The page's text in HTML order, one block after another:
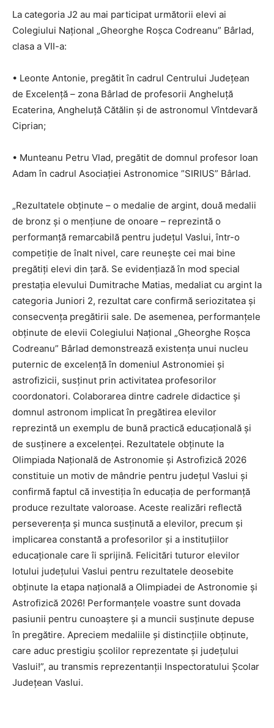
La categoria J2 au mai participat următorii elevi ai
Colegiului Național „Gheorghe Roșca Codreanu” Bârlad,
clasa a VII-a:
• Leonte Antonie, pregătit în cadrul Centrului Județean
de Excelență – zona Bârlad de profesorii Angheluță
Ecaterina, Angheluță Cătălin și de astronomul Vîntdevară
Ciprian;
• Munteanu Petru Vlad, pregătit de domnul profesor Ioan
Adam în cadrul Asociației Astronomice ”SIRIUS” Bârlad.
„Rezultatele obținute – o medalie de argint, două medalii
de bronz și o mențiune de onoare – reprezintă o
performanță remarcabilă pentru județul Vaslui, într-o
competiție de înalt nivel, care reunește cei mai bine
pregătiți elevi din țară. Se evidențiază în mod special
prestația elevului Dumitrache Matias, medaliat cu argint la
categoria Juniori 2, rezultat care confirmă seriozitatea și
consecvența pregătirii sale. De asemenea, performanțele
obținute de elevii Colegiului Național „Gheorghe Roșca
Codreanu” Bârlad demonstrează existența unui nucleu
puternic de excelență în domeniul Astronomiei și
astrofizicii, susținut prin activitatea profesorilor
coordonatori. Colaborarea dintre cadrele didactice și
domnul astronom implicat în pregătirea elevilor
reprezintă un exemplu de bună practică educațională și
de susținere a excelenței. Rezultatele obținute la
Olimpiada Națională de Astronomie și Astrofizică 2026
constituie un motiv de mândrie pentru județul Vaslui și
confirmă faptul că investiția în educația de performanță
produce rezultate valoroase. Aceste realizări reflectă
perseverența și munca susținută a elevilor, precum și
implicarea constantă a profesorilor și a instituțiilor
educaționale care îi sprijină. Felicitări tuturor elevilor
lotului județului Vaslui pentru rezultatele deosebite
obținute la etapa națională a Olimpiadei de Astronomie și
Astrofizică 2026! Performanțele voastre sunt dovada
pasiunii pentru cunoaștere și a muncii susținute depuse
în pregătire. Apreciem medaliile și distincțiile obținute,
care aduc prestigiu școlilor reprezentate și județului
Vaslui!”, au transmis reprezentanții Inspectoratului Școlar
Județean Vaslui.